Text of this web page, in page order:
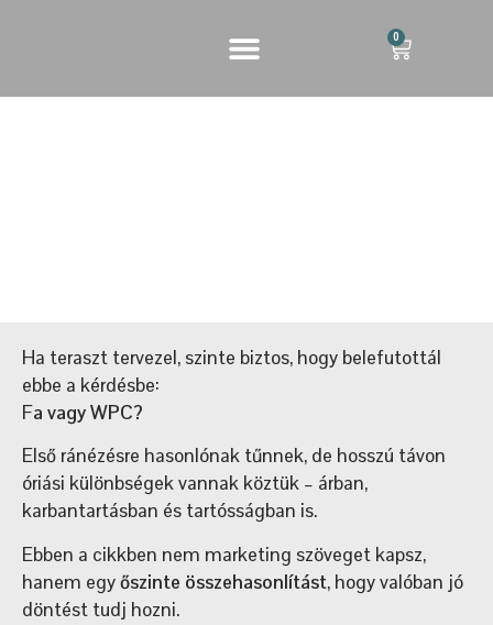
0
Ha teraszt tervezel, szinte biztos, hogy belefutottál
ebbe a kérdésbe:
Fa vagy WPC?
Első ránézésre hasonlónak tűnnek, de hosszú távon
óriási különbségek vannak köztük – árban,
karbantartásban és tartósságban is.
Ebben a cikkben nem marketing szöveget kapsz,
hanem egyőszinte összehasonlítást, hogy valóban jó
döntést tudj hozni.